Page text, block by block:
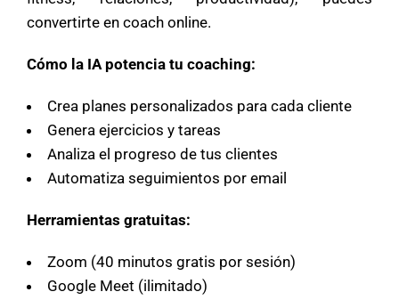
convertirte en coach online.
Cómo la IA potencia tu coaching:
Crea planes personalizados para cada cliente
Genera ejercicios y tareas
Analiza el progreso de tus clientes
Automatiza seguimientos por email
Herramientas gratuitas:
Zoom (40 minutos gratis por sesión)
Google Meet (ilimitado)